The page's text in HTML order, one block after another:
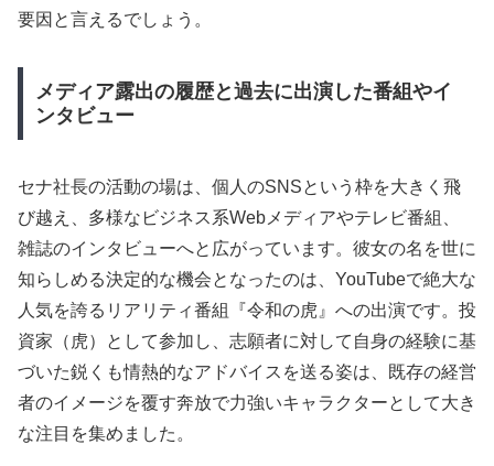
要因と言えるでしょう。
メディア露出の履歴と過去に出演した番組やイ
ンタビュー
セナ社長の活動の場は、個人のSNSという枠を大きく飛
び越え、多様なビジネス系Webメディアやテレビ番組、
雑誌のインタビューへと広がっています。彼女の名を世に
知らしめる決定的な機会となったのは、YouTubeで絶大な
人気を誇るリアリティ番組『令和の虎』への出演です。投
資家（虎）として参加し、志願者に対して自身の経験に基
づいた鋭くも情熱的なアドバイスを送る姿は、既存の経営
者のイメージを覆す奔放で力強いキャラクターとして大き
な注目を集めました。